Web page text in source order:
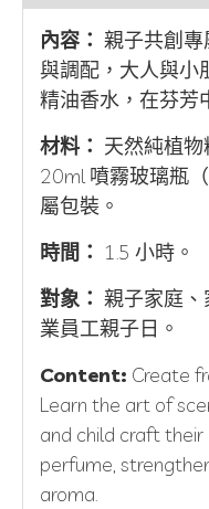
內容： 親子共創
與調配，大人與小
精油香水，在芬芳
材料： 天然純植物
20ml 噴霧玻璃瓶
屬包裝。
時間： 1.5 小時。
對象： 親子家庭、
業員工親子日。
Content: Create
Learn the art of
and child craft
perfume,
aroma.